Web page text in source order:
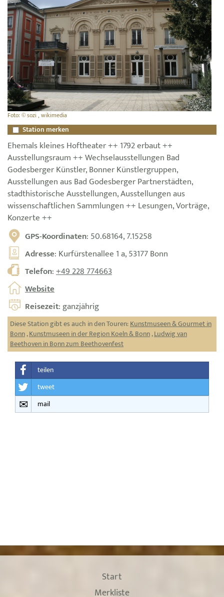
Foto: © sozi , wikimedia
Station merken
Ehemals kleines Hoftheater ++ 1792 erbaut ++
Ausstellungsraum ++ Wechselausstellungen Bad
Godesberger Künstler, Bonner Künstlergruppen,
Ausstellungen aus Bad Godesberger Partnerstädten,
stadthistorische Ausstellungen, Ausstellungen aus
wissenschaftlichen Sammlungen ++ Lesungen, Vorträge,
Konzerte ++
GPS-Koordinaten: 50.68164, 7.15258
Adresse: Kurfürstenallee 1 a, 53177 Bonn
Telefon:+49 228 774663
Website
Reisezeit: ganzjährig
Diese Station gibt es auch in den Touren:Kunstmuseen & Gourmet in
Bonn,Kunstmuseen in der Region Koeln & Bonn,Ludwig van
Beethoven in Bonn zum Beethovenfest
teilen
tweet
mail
Start
Merkliste